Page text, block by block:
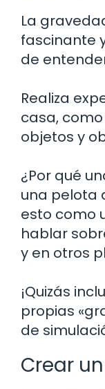
La
fascinante
de
Realiza
casa,
objetos y
¿Por qué
una pelota
esto como
hablar
y en otros
¡Quizás
propias
de
Crear